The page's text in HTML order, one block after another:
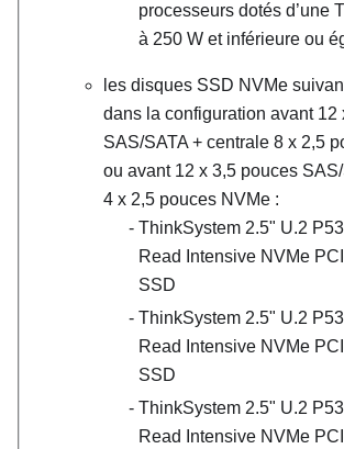
processeurs dotés d’une
à 250 W et inférieure ou
les disques SSD NVMe
dans la configuration avant 12
SAS/SATA + centrale 8 x 2,5
ou avant 12 x 3,5 pouces
4 x 2,5 pouces NVMe :
ThinkSystem 2.5" U.2
Read Intensive NVMe
SSD
ThinkSystem 2.5" U.2
Read Intensive NVMe
SSD
ThinkSystem 2.5" U.2
Read Intensive NVMe